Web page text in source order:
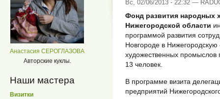
Анастасия СЕРОГЛАЗОВА
Авторские куклы.
Наши мастера
Визитки
Вс, 02/06/2013 - 22:32 —
Фонд развития народных
Нижегородской области
программой развития
Новгороде в
художественных промыслов
13 человек.
В программе визита
предприятий